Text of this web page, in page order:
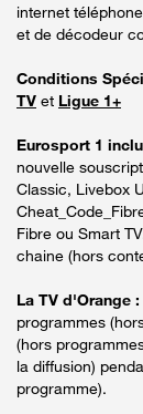
internet
et de décodeur
Conditions
TV et Ligue 1+
Eurosport 1
nouvelle
Classic, Livebox
Fibre ou Smart
chaine (hors
La TV d'Orange :
programmes
(hors
la diffusion)
programme).